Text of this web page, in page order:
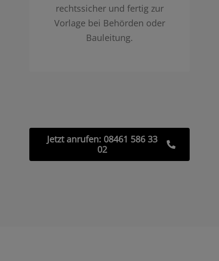
rechtssicher und fertig zur
Vorlage bei Behörden oder
Bauleitung.
Jetzt anrufen: 08461 586 33
02